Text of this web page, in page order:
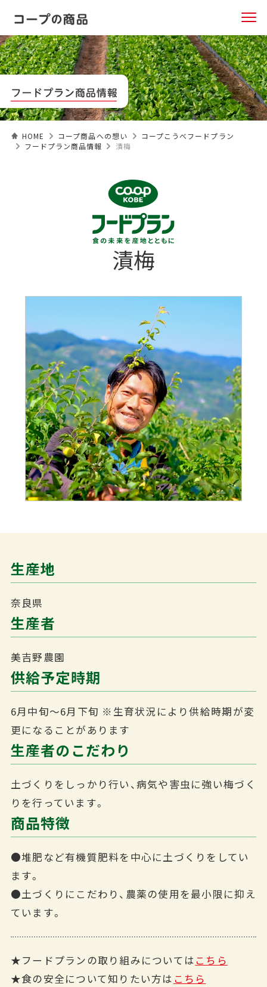
HOME コープ商品への想い
コープこうべフードプラン
フードプラン商品情報
漬梅
漬梅
生産地
奈良県
生産者
美吉野農園
供給予定時期
6月中旬～6月下旬 ※生育状況により供給時期が変
更になることがあります
生産者のこだわり
土づくりをしっかり行い、病気や害虫に強い梅づく
りを行っています。
商品特徴
●堆肥など有機質肥料を中心に土づくりをしてい
ます。
●土づくりにこだわり、農薬の使用を最小限に抑え
ています。
★フードプランの取り組みについては こちら
★食の安全について知りたい方は こちら